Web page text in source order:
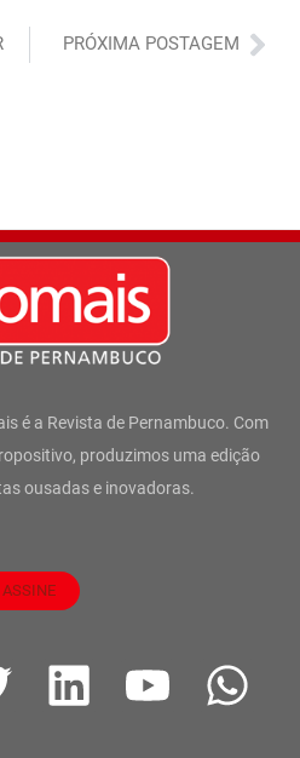
PRÓXIMA POSTAGEM
é a Revista de Pernambuco. Com
produzimos uma edição
ousadas e inovadoras.
ASSINE
L
Y
W